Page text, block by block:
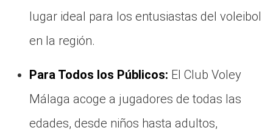
lugar ideal para los entusiastas del voleibol
en la región.
Para Todos los Públicos: El Club Voley
Málaga acoge a jugadores de todas las
edades, desde niños hasta adultos,